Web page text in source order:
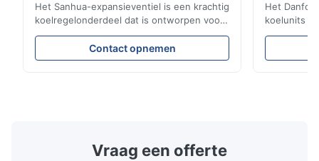
Het Sanhua-expansieventiel is een krachtig
koelregelonderdeel dat is ontworpen voor
koelunits voor vrachtwagens, koelwagens
en transportsystemen voor koude ketens.
Het regelt nauwkeurig de
Contact opnemen
Het
koelunits
efficiëntie
Vraag een offerte